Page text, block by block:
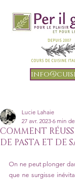
COMMENT
DE PASTA ET DE
Lucie Lahaie
27 avr. 2023 6 min
On ne peut plonger
que ne surgisse